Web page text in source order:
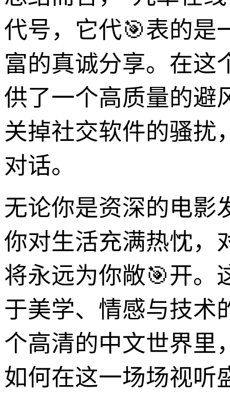
代号，它代🎯表的是
富的真诚分享。在这
供了一个高质量的避
关掉社交软件的骚扰
对话。
无论你是资深的电影
你对生活充满热忱，
将永远为你敞🎯开。
于美学、情感与技术
个高清的中文世界里
如何在这一场场视听